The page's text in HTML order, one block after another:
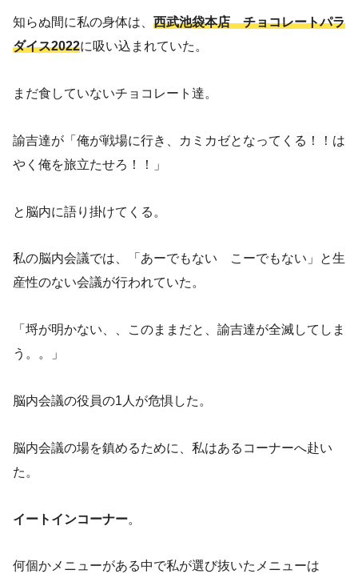
知らぬ間に私の身体は、 西武池袋本店 チョコレートパラ
ダイス2022に吸い込まれていた。
まだ食していないチョコレート達。
諭吉達が「俺が戦場に行き、カミカゼとなってくる！！は
やく俺を旅立たせろ！！」
と脳内に語り掛けてくる。
私の脳内会議では、「あーでもない こーでもない」と生
産性のない会議が行われていた。
「埒が明かない、、このままだと、諭吉達が全滅してしま
う。。」
脳内会議の役員の1人が危惧した。
脳内会議の場を鎮めるために、私はあるコーナーへ赴い
た。
イートインコーナー。
何個かメニューがある中で私が選び抜いたメニューは